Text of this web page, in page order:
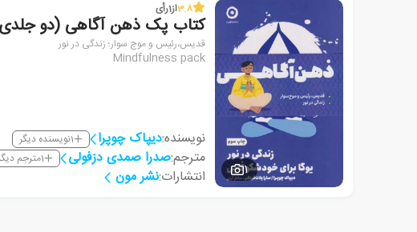
1
3.8از1رأی
کتاب پک ذهن آگاهی (دو
قدیس،رئیس و موج سوار؛ زندگی در نور
Mindfulness pack
نویسنده:دیپاک چوپرا 1نویسنده دیگر
مترجم:صدرا صمدی دزفولی 1مترجم
انتشارات:نشر مون